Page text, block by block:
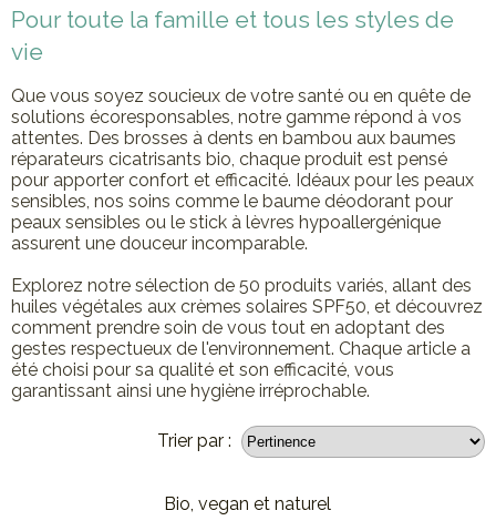
Pour toute la famille et tous les styles de
vie
Que vous soyez soucieux de votre santé ou en quête de
solutions écoresponsables, notre gamme répond à vos
attentes. Des brosses à dents en bambou aux baumes
réparateurs cicatrisants bio, chaque produit est pensé
pour apporter confort et efficacité. Idéaux pour les peaux
sensibles, nos soins comme le baume déodorant pour
peaux sensibles ou le stick à lèvres hypoallergénique
assurent une douceur incomparable.
Explorez notre sélection de 50 produits variés, allant des
huiles végétales aux crèmes solaires SPF50, et découvrez
comment prendre soin de vous tout en adoptant des
gestes respectueux de l'environnement. Chaque article a
été choisi pour sa qualité et son efficacité, vous
garantissant ainsi une hygiène irréprochable.
Trier par :
Bio, vegan et naturel